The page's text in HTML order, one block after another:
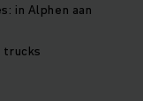
in Alphen aan
trucks